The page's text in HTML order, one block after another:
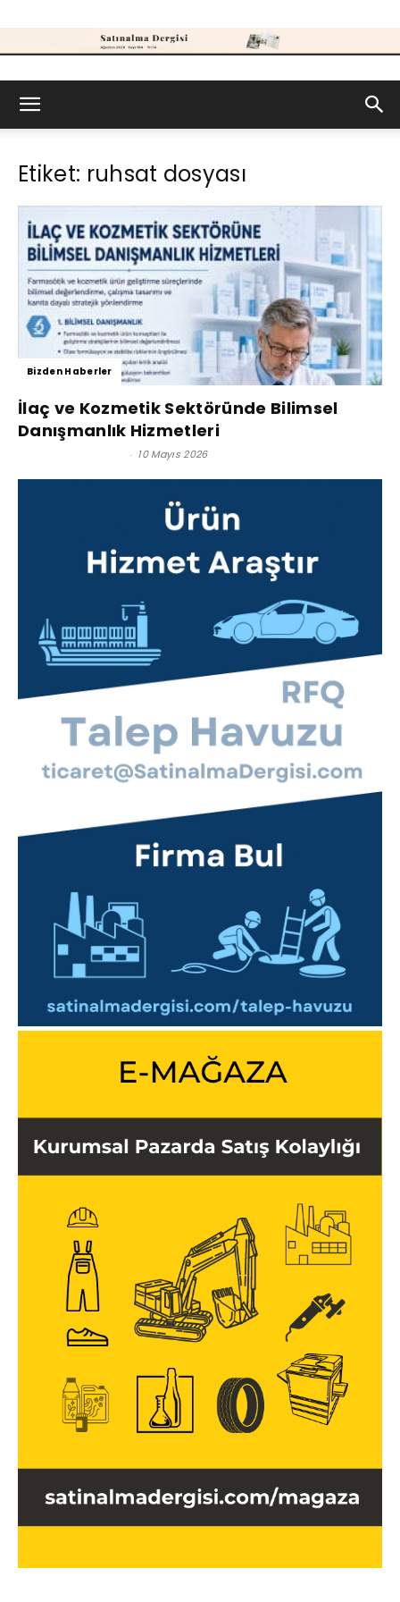
Dergisi
Etiket: ruhsat dosyası
Bizden Haberler
İlaç ve Kozmetik Sektöründe Bilimsel
Danışmanlık Hizmetleri
- 10 Mayıs 2026